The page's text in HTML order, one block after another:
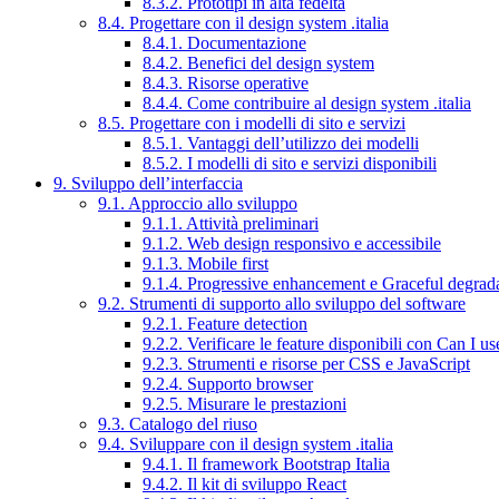
8.4. Progettare con il design system .italia
8.4.1. Documentazione
8.4.2. Benefici del design system
8.4.3. Risorse operative
8.4.4. Come contribuire al design system .italia
8.5. Progettare con i modelli di sito e servizi
8.5.1. Vantaggi dell’utilizzo dei modelli
8.5.2. I modelli di sito e servizi disponibili
9. Sviluppo dell’interfaccia
9.1. Approccio allo sviluppo
9.1.1. Attività preliminari
9.1.2. Web design responsivo e accessibile
9.1.3. Mobile first
9.1.4. Progressive enhancement e Graceful
9.2. Strumenti di supporto allo sviluppo del software
9.2.1. Feature detection
9.2.2. Verificare le feature disponibili con Can I
9.2.3. Strumenti e risorse per CSS e JavaScript
9.2.4. Supporto browser
9.2.5. Misurare le prestazioni
9.3. Catalogo del riuso
9.4. Sviluppare con il design system .italia
9.4.1. Il framework Bootstrap Italia
9.4.2. Il kit di sviluppo React